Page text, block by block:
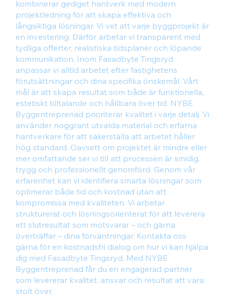
kombinerar gediget hantverk med modern
projektledning för att skapa effektiva och
långsiktiga lösningar. Vi vet att varje byggprojekt är
en investering. Därför arbetar vi transparent med
tydliga offerter, realistiska tidsplaner och löpande
kommunikation. Inom Fasadbyte Tingsryd
anpassar vi alltid arbetet efter fastighetens
förutsättningar och dina specifika önskemål. Vårt
mål är att skapa resultat som både är funktionella,
estetiskt tilltalande och hållbara över tid. NYBE
Byggentreprenad prioriterar kvalitet i varje detalj. Vi
använder noggrant utvalda material och erfarna
hantverkare för att säkerställa att arbetet håller
hög standard. Oavsett om projektet är mindre eller
mer omfattande ser vi till att processen är smidig,
trygg och professionellt genomförd. Genom vår
erfarenhet kan vi identifiera smarta lösningar som
optimerar både tid och kostnad utan att
kompromissa med kvaliteten. Vi arbetar
strukturerat och lösningsorienterat för att leverera
ett slutresultat som motsvarar – och gärna
överträffar – dina förväntningar. Kontakta oss
gärna för en kostnadsfri dialog om hur vi kan hjälpa
dig med Fasadbyte Tingsryd. Med NYBE
Byggentreprenad får du en engagerad partner
som levererar kvalitet, ansvar och resultat att vara
stolt över.